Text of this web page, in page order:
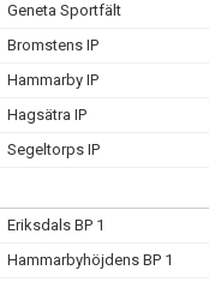
Geneta Sportfält
Bromstens IP
Hammarby IP
Hagsätra IP
Segeltorps IP
Eriksdals BP 1
Hammarbyhöjdens BP 1